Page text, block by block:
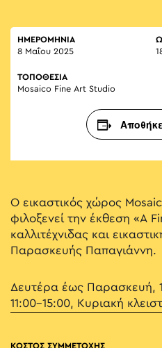
ΗΜΕΡΟΜΗΝΙΑ
8 Μαΐου 2025
ΤΟΠΟΘΕΣΙΑ
Mosaico Fine Art Studio
Ο εικαστικός χώρος
φιλοξενεί την έκθεση «A
καλλιτέχνιδας και
Παρασκευής Παπαγιάννη.
Δευτέρα έως Παρασκευή,
11:00-15:00, Κυριακή
ΚΟΣΤΟΣ ΣΥΜΜΕΤΟΧΗΣ